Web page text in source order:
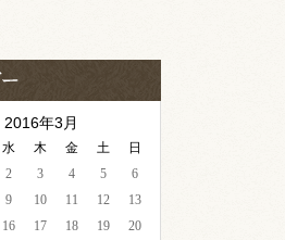
2016年3月
水 木 金 土
日
2 3 4 5
6
9 10 11 12
13
16 17 18 19
20